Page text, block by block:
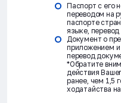
Паспорт с его
переводом на
паспорте
языке,
Документ о
приложением и
перевод
*Обратите
действия
ранее, чем 1,5
ходатайства